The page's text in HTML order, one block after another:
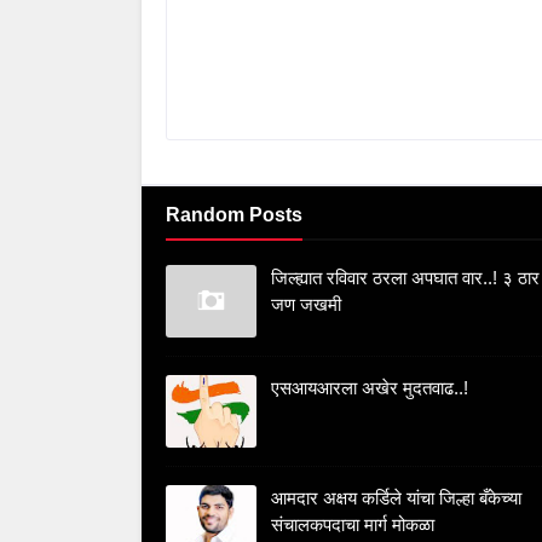
Random Posts
जिल्ह्यात रविवार ठरला अपघात वार..! ३
जण जखमी
एसआयआरला अखेर मुदतवाढ..!
आमदार अक्षय कर्डिले यांचा जिल्हा बँकेच्या
संचालकपदाचा मार्ग मोकळा